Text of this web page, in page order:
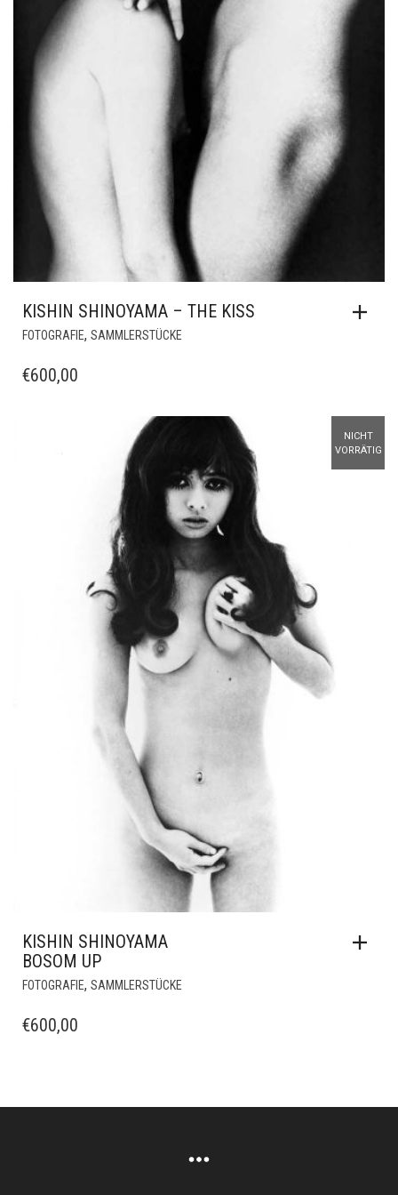
KISHIN SHINOYAMA – THE KISS
FOTOGRAFIE, SAMMLERSTÜCKE
€600,00
NICHT
VORRÄTIG
KISHIN SHINOYAMA
BOSOM UP
FOTOGRAFIE, SAMMLERSTÜCKE
€600,00